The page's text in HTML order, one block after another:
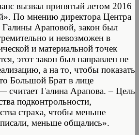
вызвал принятый летом 2016
По мнению директора Центра
Араповой, закон был
и невозможен в
и материальной точек
этот закон был направлен не
а на то, чтобы показать
Большой Брат в лице
считает Галина Арапова. – Цель
подконтрольности,
страха, чтобы меньше
меньше общались».